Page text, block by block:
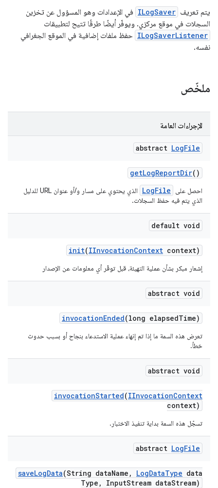
يتم تعريف ILogSaver في الإعدادات وهو المسؤول عن تخزين
السجلات في موقع مركزي. ويوفّر أيضًا طرقًا تتيح لتطبيقات
ILogSaverListener حفظ ملفات إضافية في الموقع الجغرافي
نفسه.
ملخّص
الإجراءات العامة
abstract LogFile
getLogReportDir()
احصل على LogFile
الذي يحتوي على مسار و/أو عنوان URL للدليل
الذي يتم فيه حفظ السجلات.
default void
init(IInvocationContext context)
إشعار مبكر بشأن عملية التهيئة، قبل توفّر أي معلومات عن الإصدار
abstract void
invocationEnded(long elapsedTime)
تعرض هذه السمة ما إذا تم إنهاء عملية الاستدعاء بنجاح أو بسبب حدوث
خطأ.
abstract void
invocationStarted(IInvocationContext
context)
تسجّل هذه السمة بداية تنفيذ الاختبار.
abstract LogFile
saveLogData(String dataName , LogDataType data
Type , InputStream dataStream)